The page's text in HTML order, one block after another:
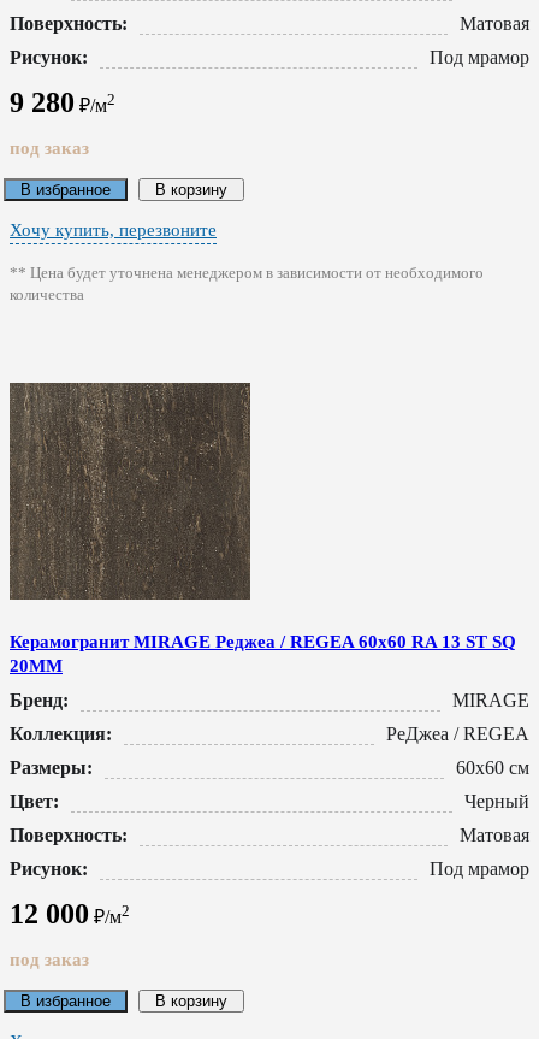
Поверхность:
Матовая
Рисунок:
Под мрамор
9 280 ₽/м2
под заказ
В избранное В корзину
Хочу купить, перезвоните
** Цена будет уточнена менеджером в зависимости от необходимого
количества
Керамогранит MIRAGE Реджеа / REGEA 60x60 RA 13 ST SQ
20MM
Бренд:
MIRAGE
Коллекция:
РеДжеа / REGEA
Размеры:
60x60 см
Цвет:
Черный
Поверхность:
Матовая
Рисунок:
Под мрамор
12 000 ₽/м2
под заказ
В избранное В корзину